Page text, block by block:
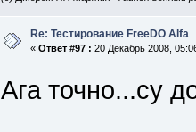
Re: Тестирование FreeDO Alfa
« Ответ #97 : 20 Декабрь 2008,
Ага точно...су